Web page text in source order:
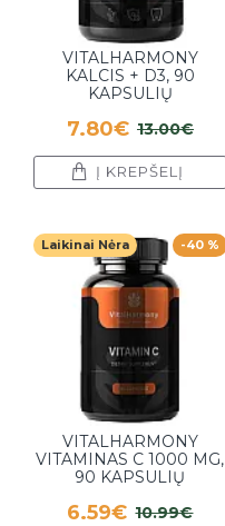
VITALHARMONY
KALCIS + D3, 90
KAPSULIŲ
7.80€ 13.00€
Į KREPŠELĮ
-40 %
Laikinai Nėra
VITALHARMONY
VITAMINAS C 1000 MG,
90 KAPSULIŲ
6.59€ 10.99€